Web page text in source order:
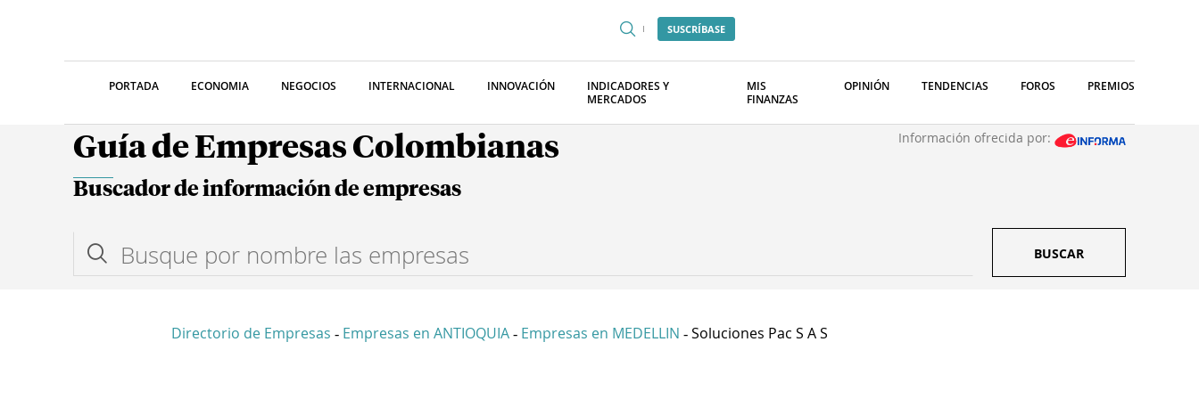
SUSCRÍBASE
PORTADA ECONOMIA NEGOCIOS INTERNACIONAL INNOVACIÓN
INDICADORES Y
MERCADOS
MIS
FINANZAS
OPINIÓN TENDENCIAS FOROS PREMIOS
Guía de Empresas Colombianas Información ofrecida por:
Buscador de información de empresas
BUSCAR
Directorio de Empresas - Empresas en ANTIOQUIA - Empresas en MEDELLIN - Soluciones Pac S A S